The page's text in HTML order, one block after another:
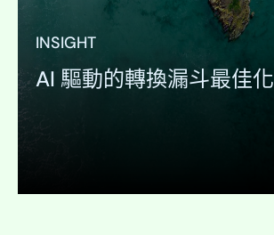
INSIGHT
AI 驅動的轉換漏斗最佳化